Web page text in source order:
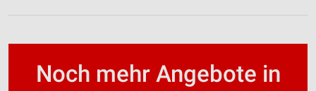
Noch mehr Angebote in